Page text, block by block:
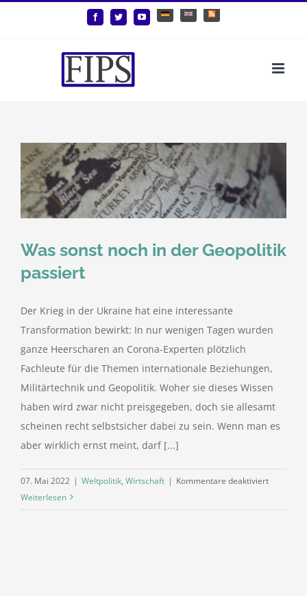
FacebookTwitterYouTubeDeutschEnglish Benutzerdefiniert
Was sonst noch in der Geopolitik
passiert
Der Krieg in der Ukraine hat eine interessante
Transformation bewirkt: In nur wenigen Tagen wurden
ganze Heerscharen an Corona-Experten plötzlich
Fachleute für die Themen internationale Beziehungen,
Militärtechnik und Geopolitik. Woher sie dieses Wissen
haben wird zwar nicht preisgegeben, doch sie allesamt
scheinen recht selbstsicher dabei zu sein. Wenn man es
aber wirklich ernst meint, darf [...]
07. Mai 2022 | Weltpolitik, Wirtschaft | Kommentare deaktiviertfür
Weiterlesen